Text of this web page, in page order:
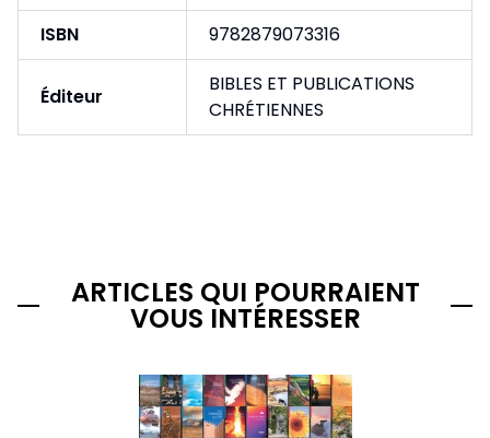
ISBN 9782879073316
Éditeur
BIBLES ET PUBLICATIONS
CHRÉTIENNES
ARTICLES QUI POURRAIENT
VOUS INTÉRESSER